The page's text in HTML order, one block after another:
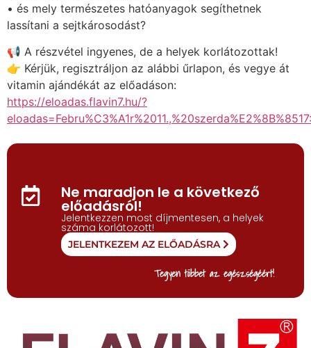
• és mely természetes hatóanyagok segíthetnek
lassítani a sejtkárosodást?
📢 A részvétel ingyenes, de a helyek korlátozottak!
👉 Kérjük, regisztráljon az alábbi űrlapon, és vegye át
vitamin ajándékát az előadáson:
https://eloadas.flavin7.hu/?
Tegyen többet az egészségéért!
Ne maradjon le a következő
előadásról!
Jelentkezzen most díjmentesen, a helyek
száma korlátozott!
JELENTKEZEM AZ ELŐADÁSRA